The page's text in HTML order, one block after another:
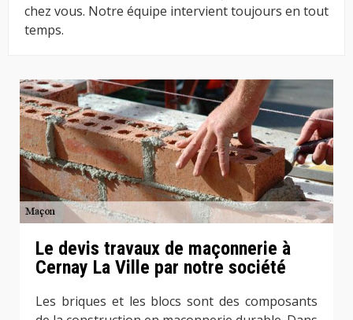
chez vous. Notre équipe intervient toujours en tout
temps.
Le devis travaux de maçonnerie à
Cernay La Ville par notre société
Les briques et les blocs sont des composants